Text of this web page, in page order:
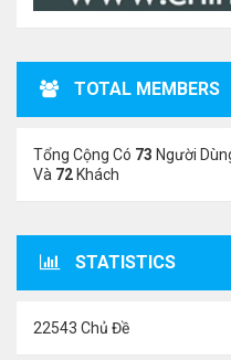
TOTAL MEMBERS
Tổng Cộng Có 73 Người
Và 72 Khách
STATISTICS
22543 Chủ Đề